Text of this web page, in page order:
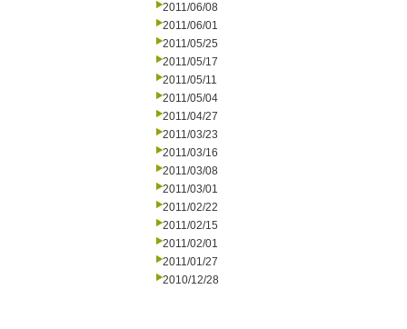
2011/06/08
2011/06/01
2011/05/25
2011/05/17
2011/05/11
2011/05/04
2011/04/27
2011/03/23
2011/03/16
2011/03/08
2011/03/01
2011/02/22
2011/02/15
2011/02/01
2011/01/27
2010/12/28